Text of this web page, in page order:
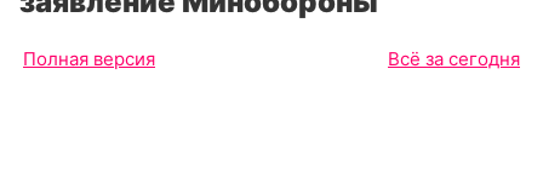
Полная версия Всё за сегодня